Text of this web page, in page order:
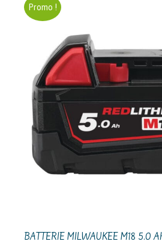
Promo !
BATTERIE MILWAUKEE M18 5.0